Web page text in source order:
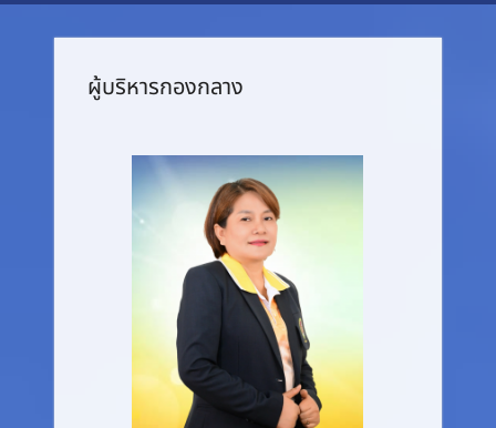
ผู้บริหารกองกลาง